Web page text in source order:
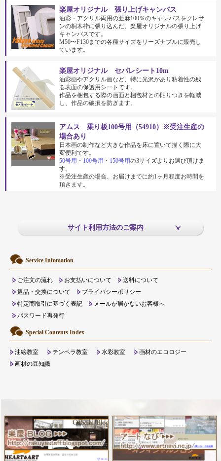
楽屋オリジナル 張り上げキャンバス
油彩・アクリル両用の亜麻100％のキャンバスをクレサ
ンの桐木枠に張り込んだ、楽屋オリジナルの張り上げ
キャンバスです。
M50〜F130までの各種サイズをリーズナブルに販売し
ています。
楽屋オリジナル セパレシート10m
油彩画やアクリル画など、特に光沢があり粘着性の残
る表面の保護用シートです。
作品を梱包する際の画面と梱包材との貼りつきを軽減
し、作品の破損を防ぎます。
アムス 乗り板100号用（54910）※受注生産の
場合あり
日本画の制作など大きな作品を床に置いて描く際に大
変便利です。
50号用 ・ 100号用 ・ 150号用の3サイズよりお選び頂けま
す。
※受注生産の場合、お届けまでに約1ヶ月程度お時間を
頂きます。
サイト利用方法のご案内
Service Infomation
ご注文の流れ お支払いについて
送料について
返品・交換について
プライバシーポリシー
特定商取引に基づく表記
メールが届かないお客様へ
パスワード再発行
Special Contents Index
油絵教室 テンペラ教室 水彩教室
画材のエコロジー
画材の豆知識